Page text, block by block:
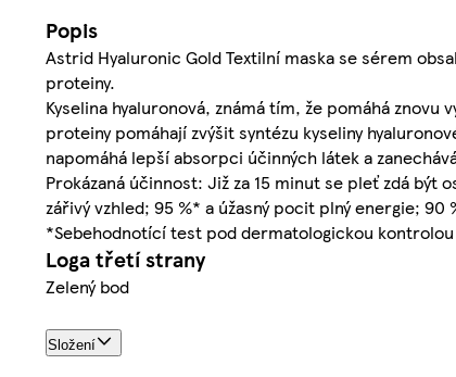
Popis
Astrid Hyaluronic Gold Textilní maska se sérem
proteiny.
Kyselina hyaluronová, známá tím, že pomáhá
proteiny pomáhají zvýšit syntézu kyseliny
napomáhá lepší absorpci účinných látek a
Prokázaná účinnost: Již za 15 minut se pleť zdá být
zářivý vzhled; 95 %* a úžasný pocit plný energie;
*Sebehodnotící test pod dermatologickou
Loga třetí strany
Zelený bod
Složení